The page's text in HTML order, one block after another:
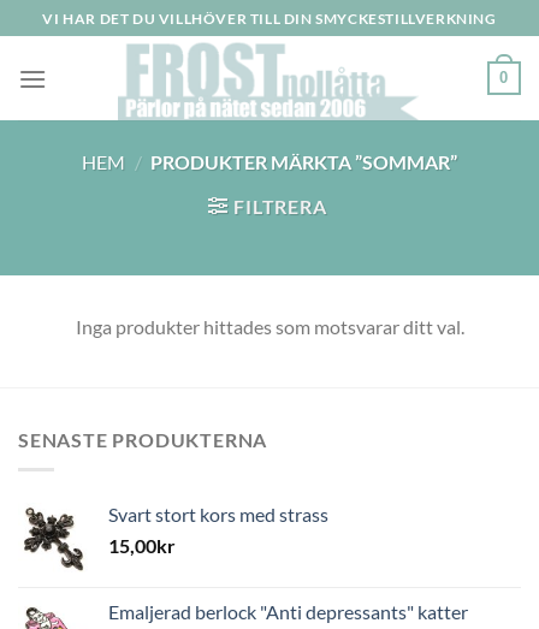
to
content
VI HAR DET DU VILLHÖVER TILL DIN SMYCKESTILLVERKNING
0
HEM / PRODUKTER MÄRKTA ”SOMMAR”
FILTRERA
Inga produkter hittades som motsvarar ditt val.
SENASTE PRODUKTERNA
Svart stort kors med strass
15,00kr
Emaljerad berlock "Anti depressants" katter